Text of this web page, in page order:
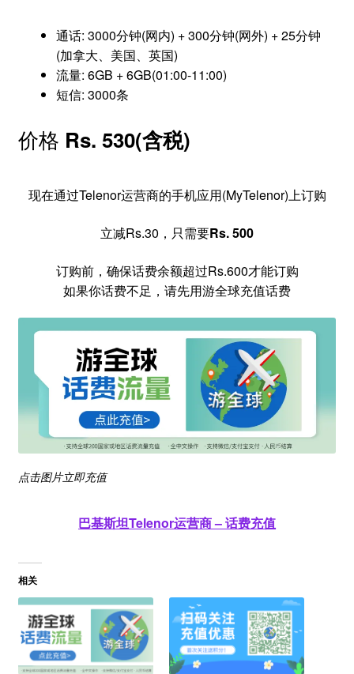
通话: 3000分钟(网内) + 300分钟(网外) + 25分钟
(加拿大、美国、英国)
流量: 6GB + 6GB(01:00-11:00)
短信: 3000条
价格 Rs. 530(含税)
现在通过Telenor运营商的手机应用(MyTelenor)上订购
立减Rs.30，只需要Rs. 500
订购前，确保话费余额超过Rs.600才能订购
如果你话费不足，请先用游全球充值话费
点击图片立即充值
巴基斯坦Telenor运营商 – 话费充值
相关